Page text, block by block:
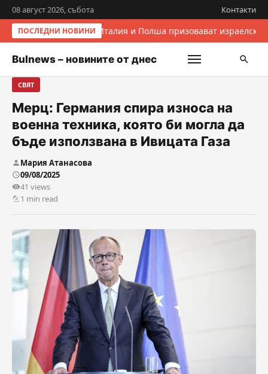
08 август 2026, събота Контакти
ПОСЛЕДНИ НОВИНИ Италия и Полша призовават
Bulnews – новините от днес
СВЯТ
Мерц: Германия спира износа на
военна техника, която би могла да
бъде използвана в Ивицата Газа
Мария Атанасова
09/08/2025
41 views
1 min read